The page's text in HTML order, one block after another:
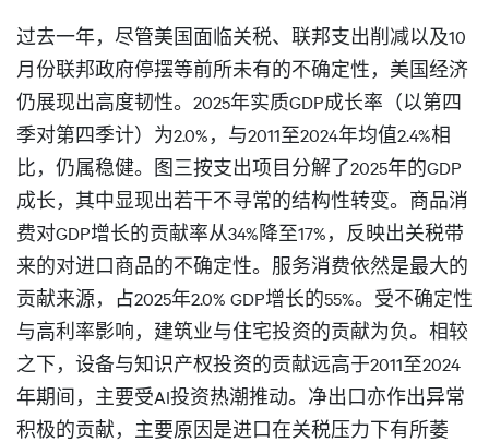
过去一年，尽管美国面临关税、联邦支出削减以及10
月份联邦政府停摆等前所未有的不确定性，美国经济
仍展现出高度韧性。2025年实质GDP成长率（以第四
季对第四季计）为2.0%，与2011至2024年均值2.4%相
比，仍属稳健。图三按支出项目分解了2025年的GDP
成长，其中显现出若干不寻常的结构性转变。商品消
费对GDP增长的贡献率从34%降至17%，反映出关税带
来的对进口商品的不确定性。服务消费依然是最大的
贡献来源，占2025年2.0% GDP增长的55%。受不确定性
与高利率影响，建筑业与住宅投资的贡献为负。相较
之下，设备与知识产权投资的贡献远高于2011至2024
年期间，主要受AI投资热潮推动。净出口亦作出异常
积极的贡献，主要原因是进口在关税压力下有所萎